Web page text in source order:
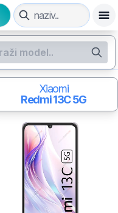
Xiaomi
Redmi 13C 5G